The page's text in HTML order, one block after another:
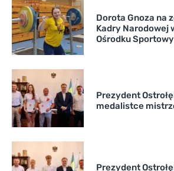
Dorota Gnoza na
Kadry Narodowej
Ośrodku
Prezydent
medalistce
Prezydent